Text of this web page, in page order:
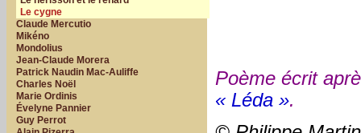
Le cygne
Claude Mercutio
Mikéno
Mondolius
Jean-Claude Morera
Patrick Naudin Mac-Auliffe
Charles Noël
Marie Ordinis
Évelyne Pannier
Guy Perrot
Poème écrit
« Léda ».